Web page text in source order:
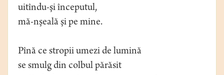
uitîndu-şi începutul,
mă-nşeală şi pe mine.
Pînă ce stropii umezi de lumină
se smulg din colbul părăsit